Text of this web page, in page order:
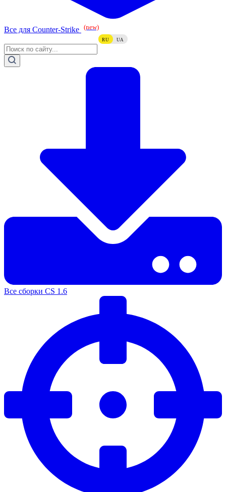
Все для Counter-Strike (new)
RU UA
Все сборки CS 1.6